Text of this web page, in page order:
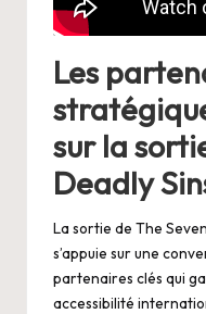
Les
sur la
Deadly
La sortie de The
s’appuie sur une
partenaires clés qui
accessibilité